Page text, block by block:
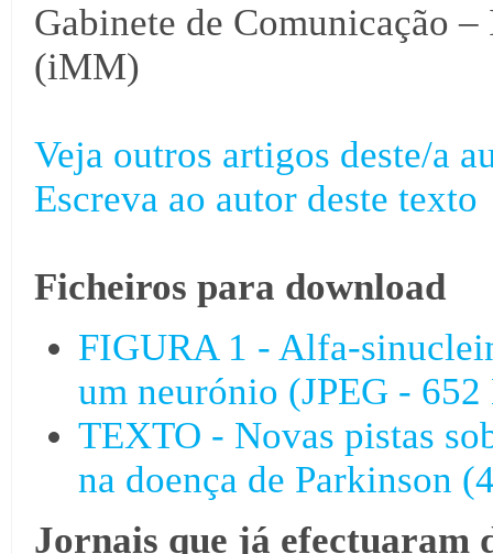
Gabinete de Comunicação
(iMM)
Veja outros artigos deste/a
Escreva ao autor deste texto
Ficheiros para download
FIGURA 1 - Alfa-
um neurónio (JPEG -
TEXTO - Novas pistas
na doença de Parkinson
Jornais que já efectuaram